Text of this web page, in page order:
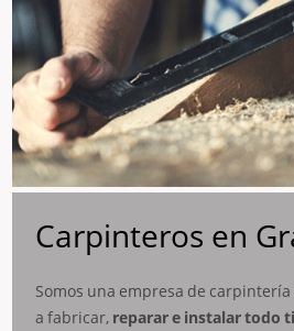
Carpinteros en
Somos una empresa de
a fabricar, reparar e instalar todo